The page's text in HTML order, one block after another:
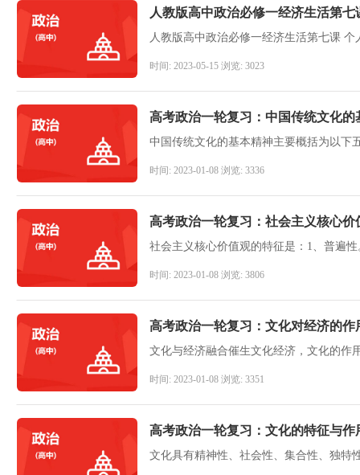
人教版高中政治必修一经济生活第
人教版高中政治必修一经济生活第七课 个
时间: 2023-05-15 浏览: 3023
高考政治一轮复习：中国传统文化的
时间: 2023-01-08 浏览: 3336
高考政治一轮复习：社会主义核心价
时间: 2023-01-08 浏览: 3806
高考政治一轮复习：文化对经济的作
时间: 2023-01-08 浏览: 3351
高考政治一轮复习：文化的特征与作